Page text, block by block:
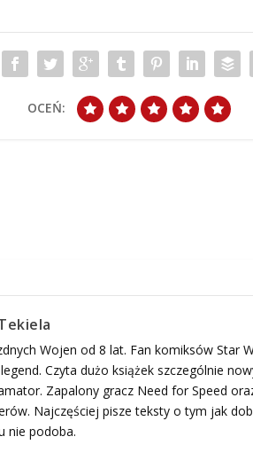
OCEŃ:
Wojen od 8 lat. Fan komiksów Star
Czyta dużo książek szczególnie
Zapalony gracz Need for Speed
Najczęściej pisze teksty o tym jak
nie podoba.